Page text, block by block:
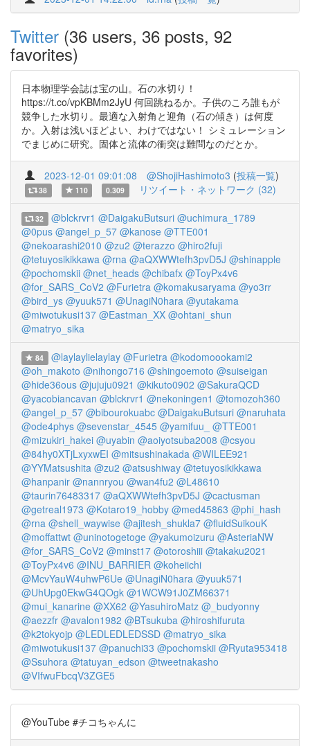
Twitter (36 users, 36 posts, 92
favorites)
日本物理学会誌は宝の山。石の水切り！
https://t.co/vpKBMm2JyU 何回跳ねるか。子供のころ誰もが
競争した水切り。最適な入射角と迎角（石の傾き）は何度
か。入射は浅いほどよい、わけではない！ シミュレーション
でまじめに研究。固体と流体の衝突は難問なのだとか。
2023-12-01 09:01:08 @ShojiHashimoto3 (投稿一覧)
38 110 0.309 リツイート・ネットワーク (32)
32 @blckrvr1 @DaigakuButsuri @uchimura_1789
@0pus @angel_p_57 @kanose @TTE001
@nekoarashi2010 @zu2 @terazzo @hiro2fuji
@tetuyosikikkawa @rna @aQXWWtefh3pvD5J @shinapple
@pochomskii @net_heads @chibafx @ToyPx4v6
@for_SARS_CoV2 @Furietra @komakusaryama @yo3rr
@bird_ys @yuuk571 @UnagiN0hara @yutakama
@miwotukusi137 @Eastman_XX @ohtani_shun
@matryo_sika
84 @laylaylielaylay @Furietra @kodomoookami2
@oh_makoto @nihongo716 @shingoemoto @suiseigan
@hide36ous @jujuju0921 @kikuto0902 @SakuraQCD
@yacobiancavan @blckrvr1 @nekoningen1 @tomozoh360
@angel_p_57 @bibourokuabc @DaigakuButsuri @naruhata
@ode4phys @sevenstar_4545 @yamifuu_
@TTE001
@mizukiri_hakei @uyabin @aoiyotsuba2008 @csyou
@84hy0XTjLxyxwEI @mitsushinakada @WILEE921
@YYMatsushita @zu2 @atsushiway @tetuyosikikkawa
@hanpanir @nannryou @wan4fu2 @L48610
@taurin76483317 @aQXWWtefh3pvD5J @cactusman
@getreal1973 @Kotaro19_hobby @med45863 @phi_hash
@rna @shell_waywise @ajitesh_shukla7 @fluidSuikouK
@moffattwt @uninotogetoge @yakumoizuru @AsteriaNW
@for_SARS_CoV2 @minst17 @otoroshiii @takaku2021
@ToyPx4v6 @INU_BARRIER @koheiichi
@McvYauW4uhwP6Ue @UnagiN0hara @yuuk571
@UhUpg0EkwG4QOgk @1WCW91J0ZM66371
@mui_kanarine @XX62 @YasuhiroMatz @_budyonny
@aezzfr @avalon1982 @BTsukuba @hiroshifuruta
@k2tokyojp @LEDLEDLEDSSD @matryo_sika
@miwotukusi137 @panuchi33 @pochomskii @Ryuta953418
@Ssuhora @tatuyan_edson @tweetnakasho
@VIfwuFbcqV3ZGE5
@YouTube #チコちゃんに